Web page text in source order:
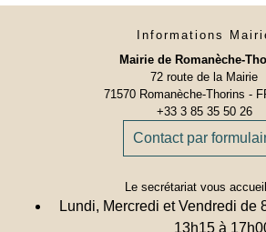
Informations
Mairie de Romanèche-
72 route de la Mairie
71570 Romanèche-Thorins -
+33 3 85 35 50 26
Contact par
Le secrétariat vous
Lundi, Mercredi et Vendredi de
13h15 à